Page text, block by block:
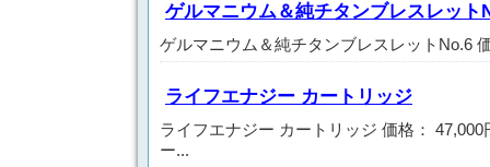
ゲルマニウム＆純チタンブレスレット
ゲルマニウム＆純チタンブレスレットNo.6
ライフエナジー カートリッジ
ライフエナジー カートリッジ 価格：
ー...